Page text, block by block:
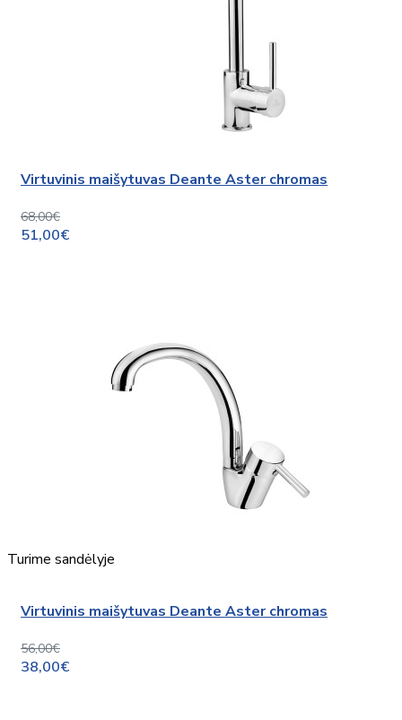
Virtuvinis maišytuvas Deante Aster chromas
68,00€
51,00€
Turime sandėlyje
Virtuvinis maišytuvas Deante Aster chromas
56,00€
38,00€